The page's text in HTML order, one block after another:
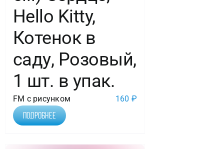
Hello Kitty,
Котенок в
саду, Розовый,
1 шт. в упак.
FM с рисунком 160 ₽
Подробнее